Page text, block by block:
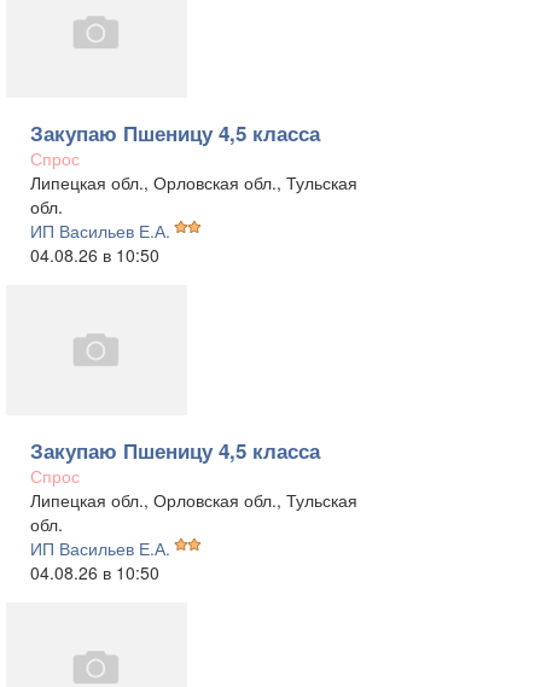
Закупаю Пшеницу 4,5 класса
Спрос
Липецкая обл., Орловская обл., Тульская
обл.
ИП Васильев Е.А.
04.08.26 в 10:50
Закупаю Пшеницу 4,5 класса
Спрос
Липецкая обл., Орловская обл., Тульская
обл.
ИП Васильев Е.А.
04.08.26 в 10:50